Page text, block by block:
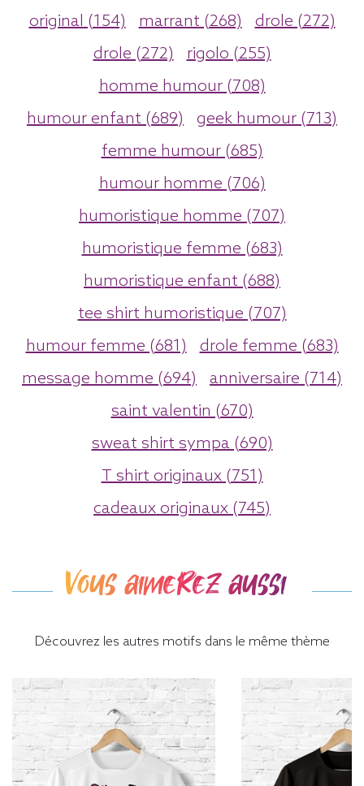
original (154)
marrant (268)
drole (272)
drole (272)
rigolo (255)
homme humour (708)
humour enfant (689)
geek humour (713)
femme humour (685)
humour homme (706)
humoristique homme (707)
humoristique femme (683)
humoristique enfant (688)
tee shirt humoristique (707)
humour femme (681)
drole femme (683)
message homme (694)
anniversaire (714)
saint valentin (670)
sweat shirt sympa (690)
T shirt originaux (751)
cadeaux originaux (745)
Vous aimerez aussi
Découvrez les autres motifs dans le même thème